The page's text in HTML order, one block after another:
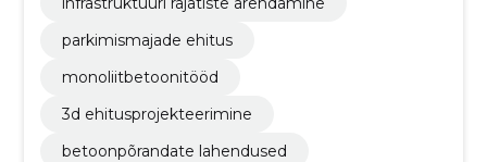
parkimismajade ehitus
monoliitbetoonitööd
3d ehitusprojekteerimine
betoonpõrandate lahendused